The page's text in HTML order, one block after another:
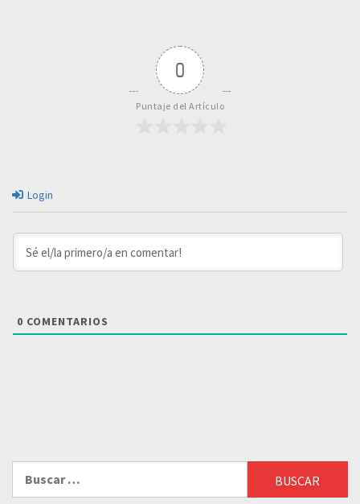
0
Puntaje del Artículo
Login
0 COMENTARIOS